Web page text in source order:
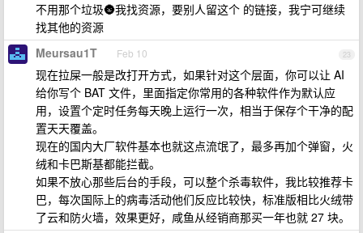
不用那个垃圾🌚我找资源，要别人留这个 的链接，我宁可继续
找其他的资源
23
Meursau1T Feb 10
现在拉屎一般是改打开方式，如果针对这个层面，你可以让 AI
给你写个 BAT 文件，里面指定你常用的各种软件作为默认应
用，设置个定时任务每天晚上运行一次，相当于保存个干净的配
置天天覆盖。
现在的国内大厂软件基本也就这点流氓了，最多再加个弹窗，火
绒和卡巴斯基都能拦截。
如果不放心那些后台的手段，可以整个杀毒软件，我比较推荐卡
巴，每次国际上的病毒活动他们反应比较快，标准版相比火绒带
了云和防火墙，效果更好，咸鱼从经销商那买一年也就 27 块。